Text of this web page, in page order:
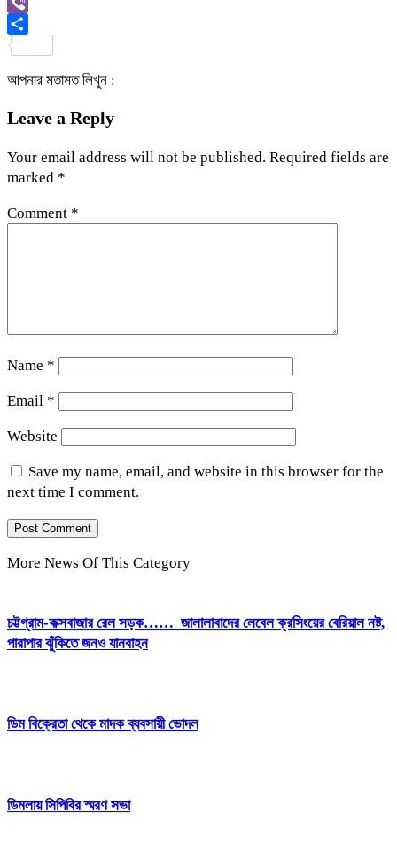
Viber
আপনার মতামত লিখুন :
Leave a Reply
Your email address will not be published. Required fields are
marked *
Comment *
Name *
Email *
Website
Save my name, email, and website in this browser for the
next time I comment.
More News Of This Category
চট্টগ্রাম-কক্সবাজার রেল সড়ক…… জালালাবাদের লেবেল ক্রসিংয়ের বেরিয়াল নষ্ট,
পারাপার ঝুঁকিতে জনও যানবাহন
ডিম বিক্রেতা থেকে মাদক ব্যবসায়ী ভোদল
ডিমলায় সিপিবির স্মরণ সভা